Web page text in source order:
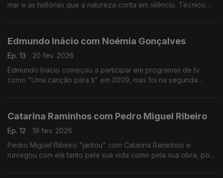
mar e as histórias que a natureza conta em silêncio. Técnico
Edmundo Inácio com Noémia Gonçalves
Ep. 13
20 fev. 2026
Edmundo Inácio começou a participar em programas de tv
como "Uma canção para ti" em 2009, mas foi na segunda
Catarina Raminhos com Pedro Miguel Ribeiro
Ep. 12
19 fev. 2026
Pedro Miguel Ribeiro "jantou" com Catarina Raminhos e
navegou com ela tanto pela sua vida como pela sua obra, pois